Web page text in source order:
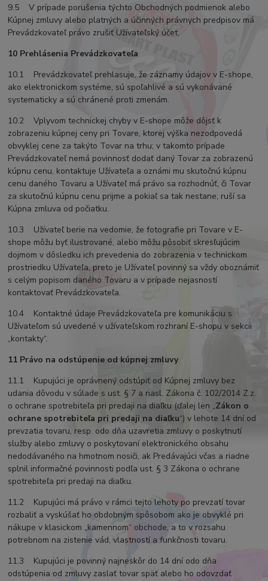
9.5 V prípade porušenia týchto Obchodných podmienok alebo
Kúpnej zmluvy alebo platných a účinných právnych predpisov má
Prevádzkovateľ právo zrušiť Užívateľský účet.
10 Prehlásenia Prevádzkovateľa
10.1 Prevádzkovateľ prehlasuje, že záznamy údajov v E-shope,
ako elektronickom systéme, sú spoľahlivé a sú vykonávané
systematicky a sú chránené proti zmenám.
10.2 Vplyvom technickej chyby v E-shope môže dôjsť k
zobrazeniu kúpnej ceny pri Tovare, ktorej výška nezodpovedá
obvyklej cene za takýto Tovar na trhu; v takomto prípade
Prevádzkovateľ nemá povinnosť dodať daný Tovar za zobrazenú
kúpnu cenu, kontaktuje Užívateľa a oznámi mu skutočnú kúpnu
cenu daného Tovaru a Užívateľ má právo sa rozhodnúť, či Tovar
za skutočnú kúpnu cenu prijme a pokiaľ sa tak nestane, ruší sa
Kúpna zmluva od počiatku.
10.3 Užívateľ berie na vedomie, že fotografie pri Tovare v E-
shope môžu byť ilustrované, alebo môžu pôsobiť skresľujúcim
dojmom v dôsledku ich prevedenia do zobrazenia v technickom
prostriedku Užívateľa, preto je Užívateľ povinný sa vždy oboznámiť
s celým popisom daného Tovaru a v prípade nejasností
kontaktovať Prevádzkovateľa.
10.4 Kontaktné údaje Prevádzkovateľa pre komunikáciu s
Užívateľom sú uvedené v užívateľskom rozhraní E-shopu v sekcii
„kontakty“.
11 Právo na odstúpenie od kúpnej zmluvy
11.1 Kupujúci je oprávnený odstúpiť od Kúpnej zmluvy bez
udania dôvodu v súlade s ust. § 7 a nasl. Zákona č. 102/2014 Z.z.
o ochrane spotrebiteľa pri predaji na diaľku (ďalej len „Zákon o
ochrane spotrebiteľa pri predaji na diaľku“) v lehote 14 dní od
prevzatia tovaru, resp. odo dňa uzavretia zmluvy o poskytnutí
služby alebo zmluvy o poskytovaní elektronického obsahu
nedodávaného na hmotnom nosiči, ak Predávajúci včas a riadne
splnil informačné povinnosti podľa ust. § 3 Zákona o ochrane
spotrebiteľa pri predaji na diaľku.
11.2 Kupujúci má právo v rámci tejto lehoty po prevzatí tovar
rozbaliť a vyskúšať ho obdobným spôsobom ako je obvyklé pri
nákupe v klasickom „kamennom“ obchode, a to v rozsahu
potrebnom na zistenie vád, vlastností a funkčnosti tovaru.
11.3 Kupujúci je povinný najneskôr do 14 dní odo dňa
odstúpenia od zmluvy zaslať tovar späť alebo ho odovzdať